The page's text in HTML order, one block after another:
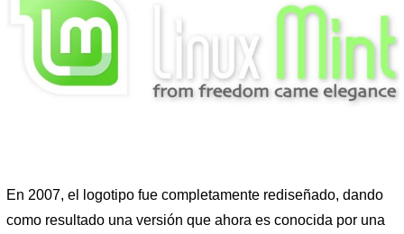
En 2007, el logotipo fue completamente rediseñado, dando
como resultado una versión que ahora es conocida por una